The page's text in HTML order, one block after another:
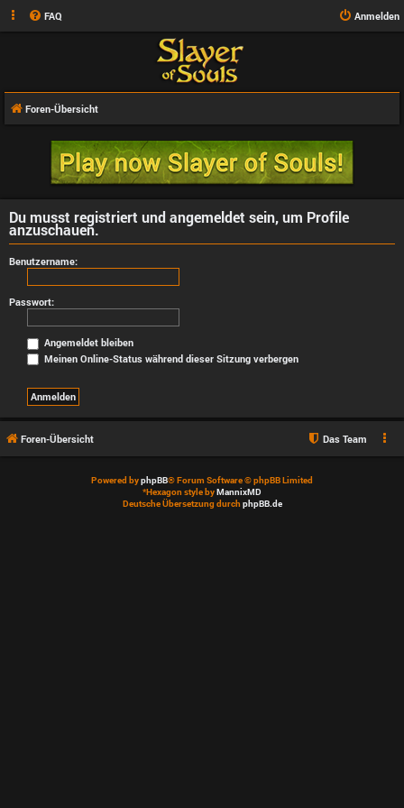
FAQ Anmelden
Foren-Übersicht
Du musst registriert und angemeldet sein, um Profile
anzuschauen.
Benutzername:
Passwort:
Angemeldet bleiben
Meinen Online-Status während dieser Sitzung verbergen
Foren-Übersicht Das Team
Powered byphpBB® Forum Software © phpBB Limited
*Hexagon style byMannixMD
Deutsche Übersetzung durchphpBB.de